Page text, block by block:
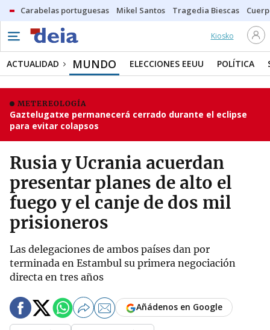
Carabelas portuguesas Mikel Santos Tragedia Biescas
Kiosko
ACTUALIDAD MUNDO ELECCIONES EEUU POLÍTICA
METEREOLOGÍA
Gaztelugatxe permanecerá cerrado durante el eclipse
para evitar colapsos
Rusia y Ucrania acuerdan
presentar planes de alto el
fuego y el canje de dos mil
prisioneros
Las delegaciones de ambos países dan por
terminada en Estambul su primera negociación
directa en tres años
Añádenos en Google